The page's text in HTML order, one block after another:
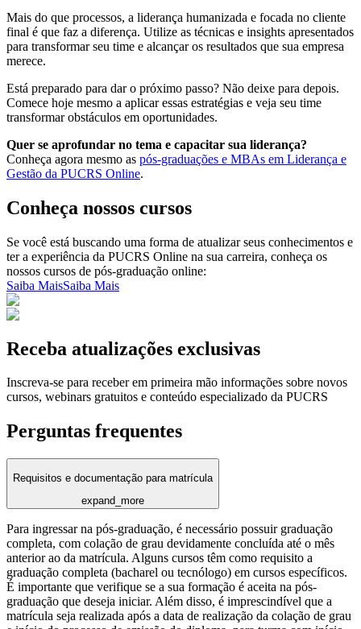
Mais do que processos, a liderança humanizada e focada no cliente
final é que faz a diferença. Utilize as técnicas e insights apresentados
para transformar seu time e alcançar os resultados que sua empresa
merece.
Está preparado para dar o próximo passo? Não deixe para depois.
Comece hoje mesmo a aplicar essas estratégias e veja seu time
transformar obstáculos em oportunidades.
Quer se aprofundar no tema e capacitar sua liderança?
Conheça agora mesmo as pós-graduações e MBAs em Liderança e
Gestão da PUCRS Online.
Conheça nossos cursos
Se você está buscando uma forma de atualizar seus conhecimentos e
ter a experiência da PUCRS Online na sua carreira, conheça os
nossos cursos de pós-graduação online:
Saiba MaisSaiba Mais
Receba atualizações exclusivas
Inscreva-se para receber em primeira mão informações sobre novos
cursos, webinars gratuitos e conteúdo especializado da PUCRS
Perguntas frequentes
Requisitos e documentação para matrícula
expand_more
Para ingressar na pós-graduação, é necessário possuir graduação
completa, com colação de grau devidamente concluída até o mês
anterior ao da matrícula. Alguns cursos têm como requisito a
graduação completa (bacharel ou tecnólogo) em cursos específicos.
É importante que verifique se a sua formação é aceita na pós-
graduação que deseja iniciar. Além disso, é imprescindível que a
matrícula seja realizada após a data de realização da colação de grau